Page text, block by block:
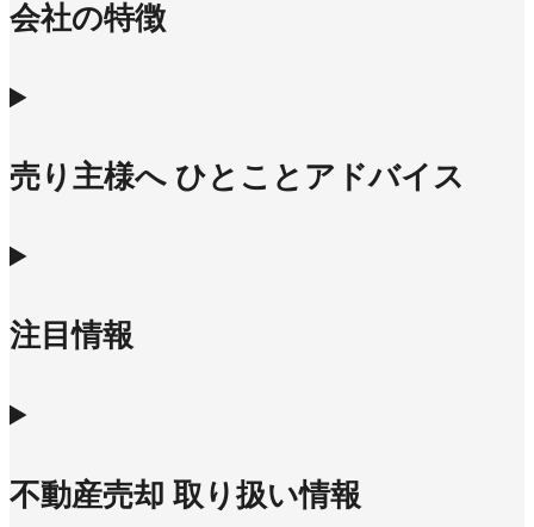
会社の特徴
売り主様へ ひとことアドバイス
注目情報
不動産売却 取り扱い情報